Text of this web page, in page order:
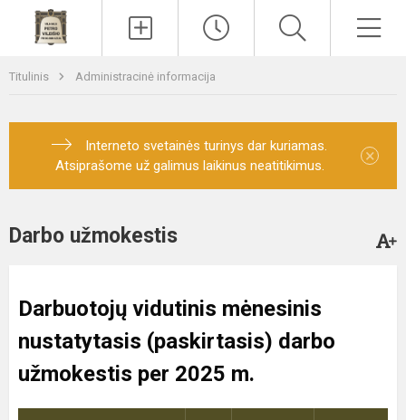
Titulinis Administracinė informacija
Interneto svetainės turinys dar kuriamas.
Atsiprašome už galimus laikinus neatitikimus.
×
Darbo užmokestis
Darbuotojų vidutinis mėnesinis
nustatytasis (paskirtasis) darbo
užmokestis per 2025 m.